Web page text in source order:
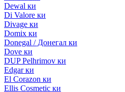
Dewal ки
Di Valore ки
Divage ки
Domix ки
Donegal / Донегал ки
Dove ки
DUP Pelhrimov ки
Edgar ки
El Corazon ки
Ellis Cosmetic ки